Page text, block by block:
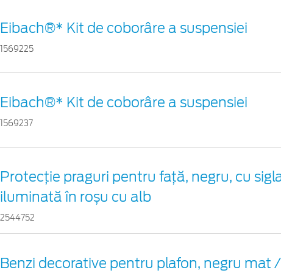
Eibach®* Kit de coborâre a suspensiei
1569225
Eibach®* Kit de coborâre a suspensiei
1569237
Protecţie praguri pentru faţă, negru, cu
iluminată în roșu cu alb
2544752
Benzi decorative pentru plafon, negru mat